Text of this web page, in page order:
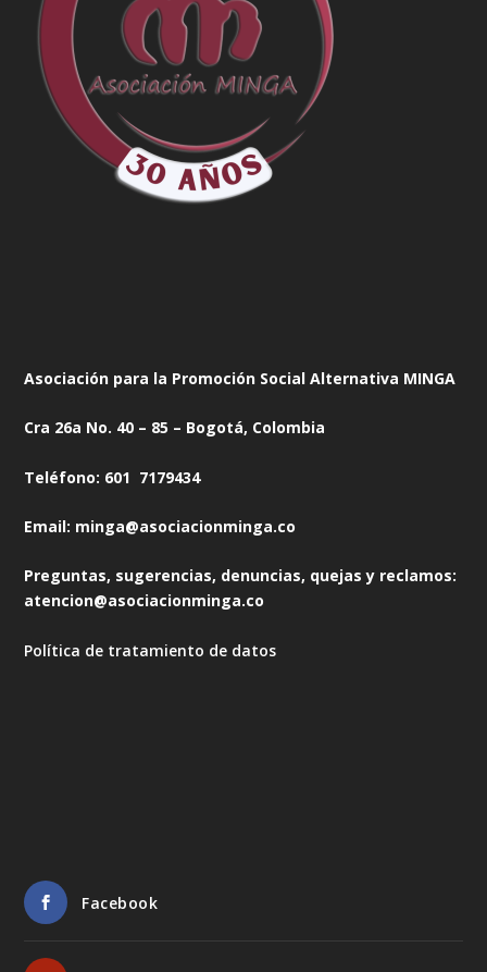
Asociación para la Promoción Social Alternativa MINGA
Cra 26a No. 40 – 85 – Bogotá, Colombia
Teléfono: 601 7179434
Email: minga@asociacionminga.co
Preguntas, sugerencias, denuncias, quejas y reclamos:
atencion@asociacionminga.co
Política de tratamiento de datos
Facebook